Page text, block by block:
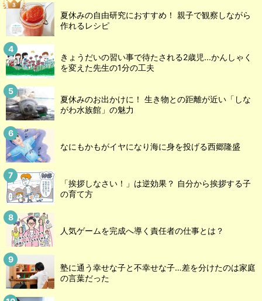
夏休みの自由研究におすすめ！ 親子で観察しながら
作れるレシピ
きょうだいの習い事で待たされる2歳児...かんしゃく
を変えた先生の1分の工夫
夏休みのお出かけに！ 生き物との距離が近い「しな
がわ水族館」の魅力
なにもかもがイヤになり海に身を投げる西郷隆盛
「挨拶しなさい！」は逆効果？ 自分から挨拶する子
の育て方
人気ゲームを完成へ導く責任者の仕事とは？
塾に通う幸せな子と不幸せな子…差を分けたのは家庭
の言葉だった